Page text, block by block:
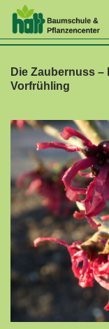
Zum
springen
Die Zaubernuss
Vorfrühling